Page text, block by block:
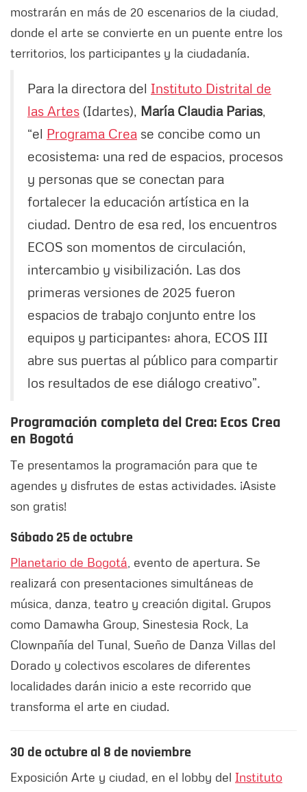
mostrarán en más de 20 escenarios de la ciudad,
donde el arte se convierte en un puente entre los
territorios, los participantes y la ciudadanía.
Para la directora del Instituto Distrital de
las Artes (Idartes), María Claudia Parias,
“el Programa Crea se concibe como un
ecosistema: una red de espacios, procesos
y personas que se conectan para
fortalecer la educación artística en la
ciudad. Dentro de esa red, los encuentros
ECOS son momentos de circulación,
intercambio y visibilización. Las dos
primeras versiones de 2025 fueron
espacios de trabajo conjunto entre los
equipos y participantes; ahora, ECOS III
abre sus puertas al público para compartir
los resultados de ese diálogo creativo”.
Programación completa del Crea: Ecos Crea
en Bogotá
Te presentamos la programación para que te
agendes y disfrutes de estas actividades. ¡Asiste
son gratis!
Sábado 25 de octubre
Planetario de Bogotá , evento de apertura. Se
realizará con presentaciones simultáneas de
música, danza, teatro y creación digital. Grupos
como Damawha Group, Sinestesia Rock, La
Clownpañía del Tunal, Sueño de Danza Villas del
Dorado y colectivos escolares de diferentes
localidades darán inicio a este recorrido que
transforma el arte en ciudad.
30 de octubre al 8 de noviembre
Exposición Arte y ciudad, en el lobby del Instituto